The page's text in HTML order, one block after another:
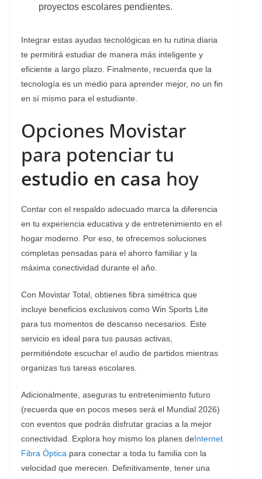
proyectos escolares pendientes.
​Integrar estas ayudas tecnológicas en tu rutina diaria
te permitirá estudiar de manera más inteligente y
eficiente a largo plazo. Finalmente, recuerda que la
tecnología es un medio para aprender mejor, no un fin
en sí mismo para el estudiante.
​Opciones Movistar
para potenciar tu
estudio en casa hoy
​Contar con el respaldo adecuado marca la diferencia
en tu experiencia educativa y de entretenimiento en el
hogar moderno. Por eso, te ofrecemos soluciones
completas pensadas para el ahorro familiar y la
máxima conectividad durante el año.
Con Movistar Total, obtienes fibra simétrica que
incluye beneficios exclusivos como Win Sports Lite
para tus momentos de descanso necesarios. ​Este
servicio es ideal para tus pausas activas,
permitiéndote escuchar el audio de partidos mientras
organizas tus tareas escolares.
Adicionalmente, aseguras tu entretenimiento futuro
(recuerda que en pocos meses será el Mundial 2026)
con eventos que podrás disfrutar gracias a la mejor
conectividad. Explora hoy mismo los planes deInternet
Fibra Óptica para conectar a toda tu familia con la
velocidad que merecen. Definitivamente, tener una